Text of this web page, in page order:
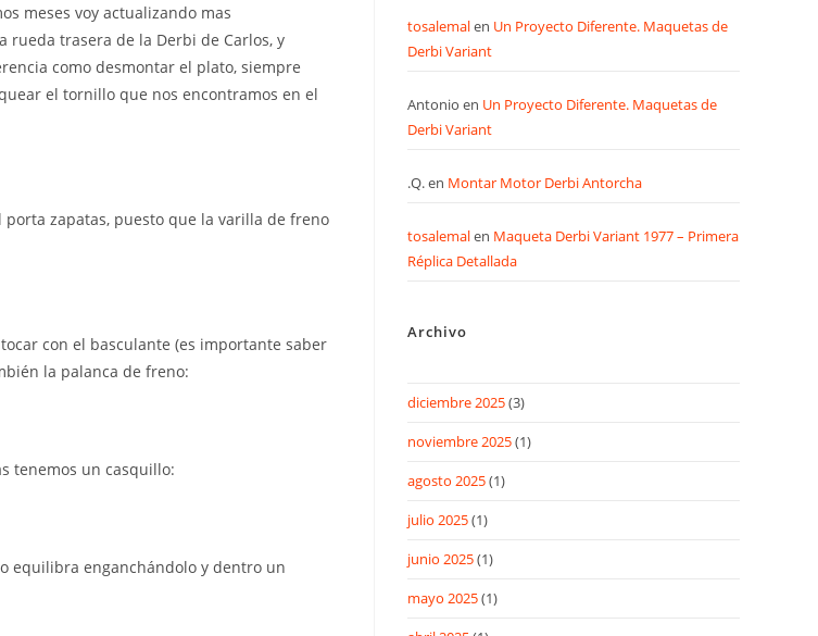
meses voy actualizando mas
rueda trasera de la Derbi de Carlos, y
como desmontar el plato, siempre
el tornillo que nos encontramos en el
zapatas, puesto que la varilla de freno
con el basculante (es importante saber
la palanca de freno:
tenemos un casquillo:
equilibra enganchándolo y dentro un
tosalemalen Un Proyecto Diferente. Maquetas de
Derbi Variant
Antonio en Un Proyecto Diferente. Maquetas de
Derbi Variant
.Q.en Montar Motor Derbi Antorcha
tosalemalen Maqueta Derbi Variant 1977 – Primera
Réplica Detallada
Archivo
diciembre 2025(3)
noviembre 2025(1)
agosto 2025(1)
julio 2025(1)
junio 2025(1)
mayo 2025(1)